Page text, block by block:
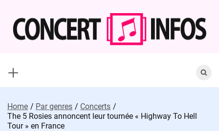
content
for:
Home Par genres
Concerts
The 5 Rosies annoncent leur tournée « Highway To Hell
Tour » en France